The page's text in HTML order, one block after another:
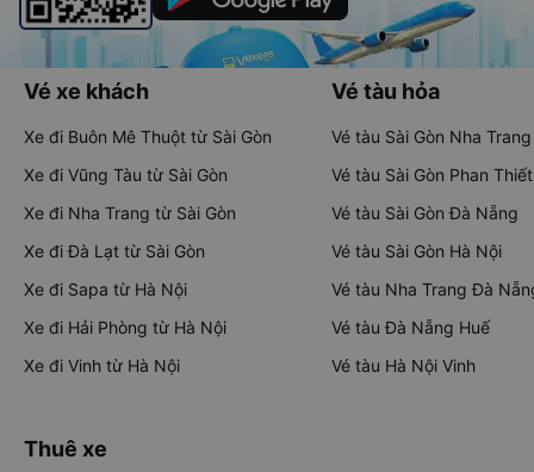
Vé xe khách
Xe đi Buôn Mê Thuột từ Sài Gòn
Xe đi Vũng Tàu từ Sài Gòn
Xe đi Nha Trang từ Sài Gòn
Xe đi Đà Lạt từ Sài Gòn
Xe đi Sapa từ Hà Nội
Xe đi Hải Phòng từ Hà Nội
Xe đi Vinh từ Hà Nội
Vé tàu hỏa
Vé tàu Sài Gòn Nha Trang
Vé tàu Sài Gòn Phan Thiết
Vé tàu Sài Gòn Đà Nẵng
Vé tàu Sài Gòn Hà Nội
Vé tàu Nha Trang Đà
Vé tàu Đà Nẵng Huế
Vé tàu Hà Nội Vinh
Thuê xe